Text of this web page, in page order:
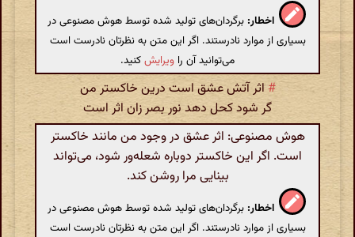
اخطار: برگردان‌های تولید شده توسط هوش مصنوعی در
بسیاری از موارد نادرستند. اگر این متن به نظرتان نادرست است
می‌توانید آن را ویرایشکنید.
#اثر آتش عشق است درین خاکستر من
گر شود کحل دهد نور بصر زان اثر است
هوش مصنوعی: اثر عشق در وجود من مانند خاکستر
است. اگر این خاکستر دوباره شعله‌ور شود، می‌تواند
بینایی مرا روشن کند.
اخطار: برگردان‌های تولید شده توسط هوش مصنوعی در
بسیاری از موارد نادرستند. اگر این متن به نظرتان نادرست است